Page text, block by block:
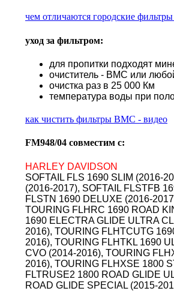
чем отличаются городские
уход за фильтром:
для пропитки подходят
очиститель - BMC или
очистка раз в 25 000 Км
температура воды при
как чистить фильтры BMC - видео
FM948/04 совместим с:
HARLEY DAVIDSON
SOFTAIL FLS 1690 SLIM (2016-
(2016-2017), SOFTAIL FLSTFB
FLSTN 1690 DELUXE (2016-
TOURING FLHRC 1690 ROAD
1690 ELECTRA GLIDE ULTRA
2016), TOURING FLHTCUTG
2016), TOURING FLHTKL 1690
CVO (2014-2016), TOURING
2016), TOURING FLHXSE 1800
FLTRUSE2 1800 ROAD GLIDE
ROAD GLIDE SPECIAL (2015-